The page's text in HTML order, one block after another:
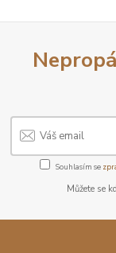
Souhlasím se
Můžete se